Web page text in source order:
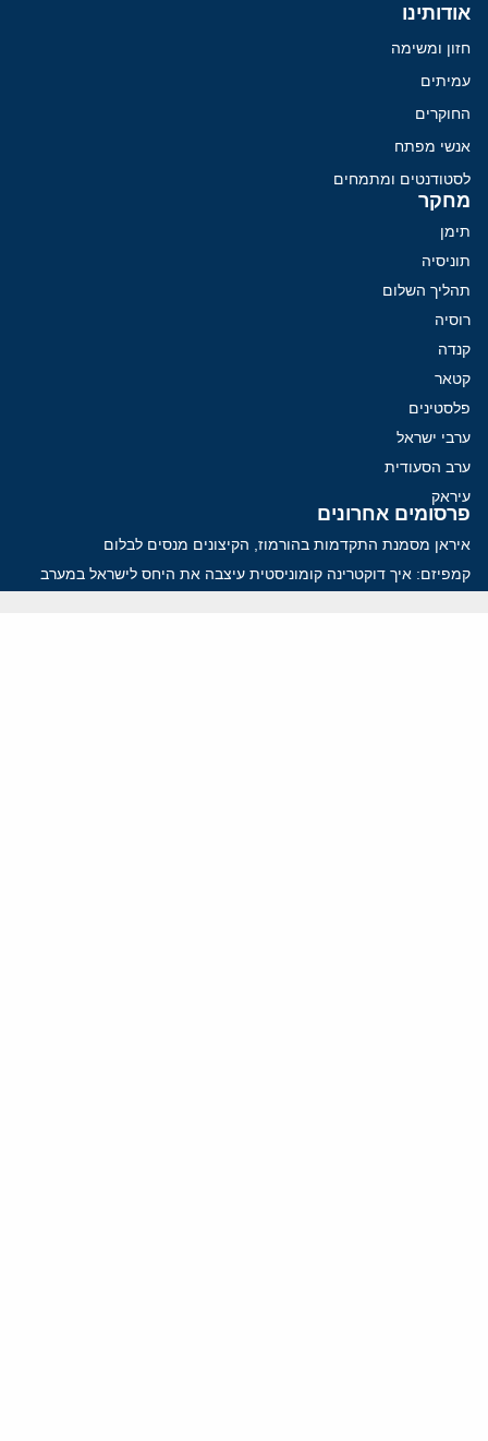
אודותינו
חזון ומשימה
עמיתים
החוקרים
אנשי מפתח
לסטודנטים ומתמחים
מחקר
תימן
תוניסיה
תהליך השלום
רוסיה
קנדה
קטאר
פלסטינים
ערבי ישראל
ערב הסעודית
עיראק
פרסומים אחרונים
איראן מסמנת התקדמות בהורמוז, הקיצונים מנסים לבלום
קמפיזם: איך דוקטרינה קומוניסטית עיצבה את היחס לישראל במערב